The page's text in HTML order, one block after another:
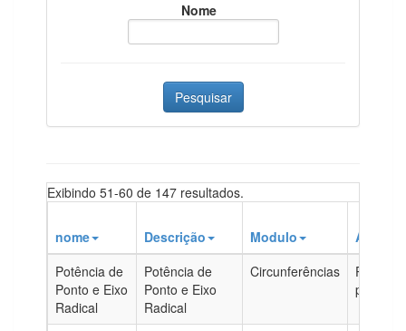
Nome
Pesquisar
Exibindo 51-60 de 147 resultados.
nome Descrição Modulo
Aula
Potência de
Ponto e Eixo
Radical
Potência de
Ponto e Eixo
Radical
Circunferências
ponto